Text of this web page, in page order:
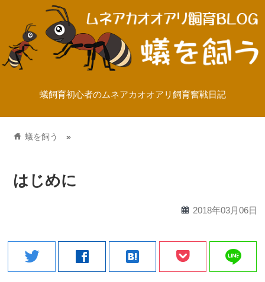
蟻飼育初心者のムネアカオオアリ飼育奮戦日記
home蟻を飼う »
はじめに
calendar 2018年03月06日
twitter facebook hatenabookmark line